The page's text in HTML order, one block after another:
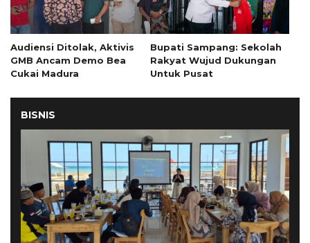
Audiensi Ditolak, Aktivis
GMB Ancam Demo Bea
Cukai Madura
Bupati Sampang: Sekolah
Rakyat Wujud Dukungan
Untuk Pusat
BISNIS